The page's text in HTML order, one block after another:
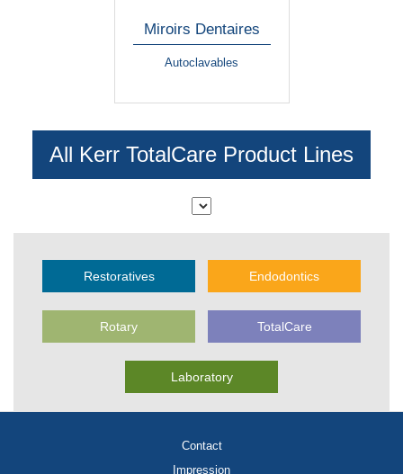
Miroirs Dentaires
Autoclavables
All Kerr TotalCare Product Lines
Restoratives Endodontics
Rotary TotalCare
Laboratory
Contact
Impression